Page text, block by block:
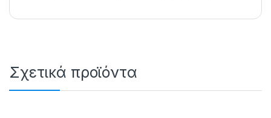
Σχετικά προϊόντα